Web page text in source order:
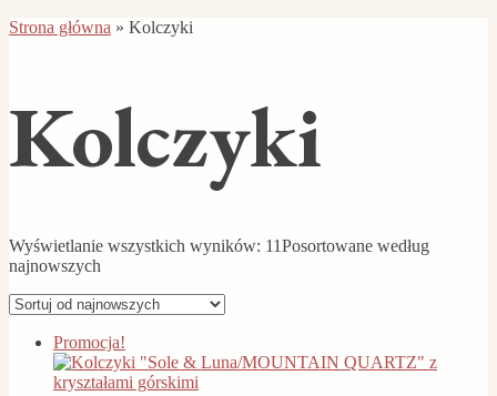
Strona główna » Kolczyki
Kolczyki
Wyświetlanie wszystkich wyników: 11Posortowane według
najnowszych
Promocja!